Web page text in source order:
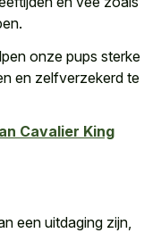
onze pups sterke
en zelfverzekerd te
Cavalier King
een uitdaging zijn,